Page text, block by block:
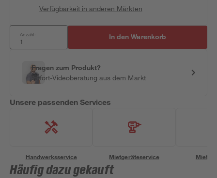
Verfügbarkeit in anderen Märkten
Anzahl: In den Warenkorb
Fragen zum Produkt?
Sofort-Videoberatung aus dem Markt
Unsere passenden Services
Handwerksservice Mietgeräteservice
Häufig dazu gekauft